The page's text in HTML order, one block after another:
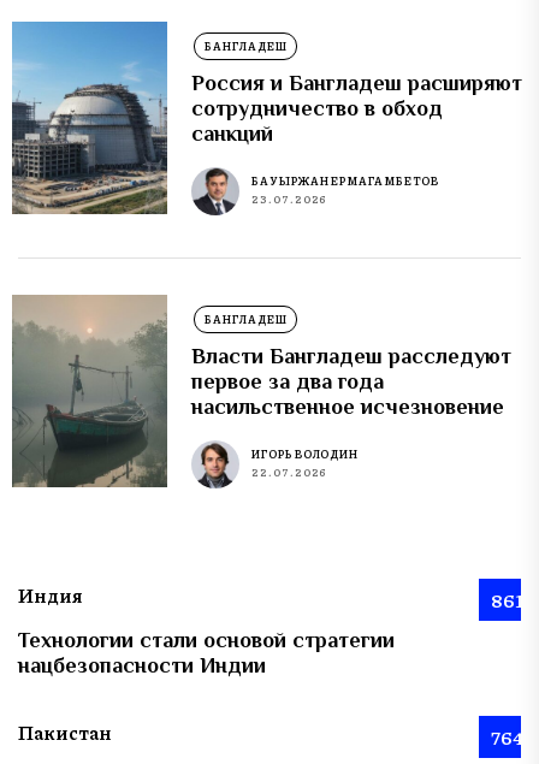
БАНГЛАДЕШ
Россия и Бангладеш расширяют
сотрудничество в обход
санкций
БАУЫРЖАН ЕРМАГАМБЕТОВ
23.07.2026
БАНГЛАДЕШ
Власти Бангладеш расследуют
первое за два года
насильственное исчезновение
ИГОРЬ ВОЛОДИН
22.07.2026
Индия 861
Технологии стали основой стратегии
нацбезопасности Индии
Пакистан 764